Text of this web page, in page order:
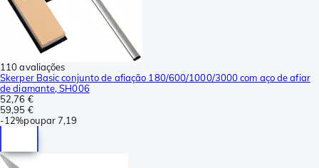
110 avaliações
Skerper Basic conjunto de afiação 180/600/1000/3000 com aço de afiar
de diamante, SH006
52,76 €
59,95 €
-12%poupar7,19